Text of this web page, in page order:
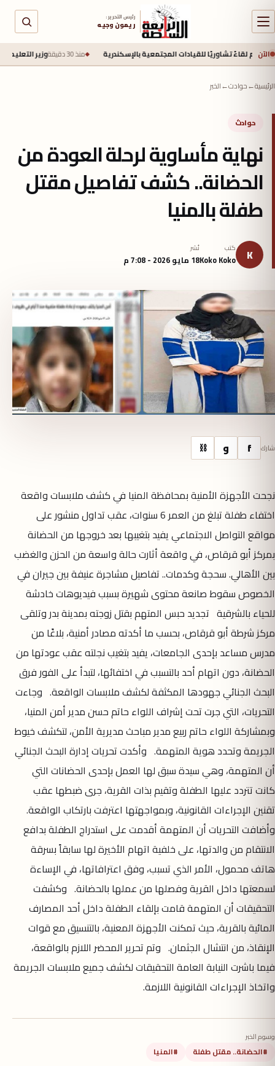
رئيس التحرير :
ريمون وجيه
الآن
تشاوريًا للقيادات المجتمعية بالإسكندرية منذ 30 دقيقة وزير التعليم يوقع إتفاقية مع اليابان لتحويل 20 مدرسة
الرئيسية←حوادث←الخبر
حوادث
نهاية مأساوية لرحلة العودة من
الحضانة.. كشف تفاصيل مقتل
طفلة بالمنيا
K كتب
Koko Koko
نُشر
18 مايو 2026 - 7:08 م
شارك f و ⛓
نجحت الأجهزة الأمنية بمحافظة المنيا في كشف ملابسات واقعة
اختفاء طفلة تبلغ من العمر 6 سنوات، عقب تداول منشور على
مواقع التواصل الاجتماعي يفيد بتغيبها بعد خروجها من الحضانة
بمركز أبو قرقاص، في واقعة أثارت حالة واسعة من الحزن والغضب
بين الأهالي. سحجة وكدمات.. تفاصيل مشاجرة عنيفة بين جيران في
الخصوص سقوط صانعة محتوى شهيرة بسبب فيديوهات خادشة
للحياء بالشرقية تجديد حبس المتهم بقتل زوجته بمدينة بدر وتلقى
مركز شرطة أبو قرقاص، بحسب ما أكدته مصادر أمنية، بلاغًا من
مدرس مساعد بإحدى الجامعات، يفيد بتغيب نجلته عقب عودتها من
الحضانة، دون اتهام أحد بالتسبب في اختفائها، لتبدأ على الفور فرق
البحث الجنائي جهودها المكثفة لكشف ملابسات الواقعة. وجاءت
التحريات، التي جرت تحت إشراف اللواء حاتم حسن مدير أمن المنيا،
وبمشاركة اللواء حاتم ربيع مدير مباحث مديرية الأمن، لتكشف خيوط
الجريمة وتحدد هوية المتهمة. وأكدت تحريات إدارة البحث الجنائي
أن المتهمة، وهي سيدة سبق لها العمل بإحدى الحضانات التي
كانت تتردد عليها الطفلة وتقيم بذات القرية، جرى ضبطها عقب
تقنين الإجراءات القانونية، وبمواجهتها اعترفت بارتكاب الواقعة.
وأضافت التحريات أن المتهمة أقدمت على استدراج الطفلة بدافع
الانتقام من والدتها، على خلفية اتهام الأخيرة لها سابقاً بسرقة
هاتف محمول، الأمر الذي تسبب، وفق اعترافاتها، في الإساءة
لسمعتها داخل القرية وفصلها من عملها بالحضانة. وكشفت
التحقيقات أن المتهمة قامت بإلقاء الطفلة داخل أحد المصارف
المائية بالقرية، حيث تمكنت الأجهزة المعنية، بالتنسيق مع قوات
الإنقاذ، من انتشال الجثمان. وتم تحرير المحضر اللازم بالواقعة،
فيما باشرت النيابة العامة التحقيقات لكشف جميع ملابسات الجريمة
واتخاذ الإجراءات القانونية اللازمة.
وسوم الخبر
#الحضانة.. مقتل طفلة #المنيا